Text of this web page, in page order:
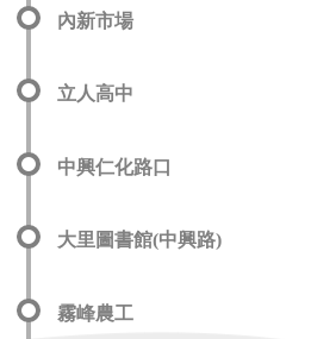
內新市場
立人高中
中興仁化路口
大里圖書館(中興路)
霧峰農工